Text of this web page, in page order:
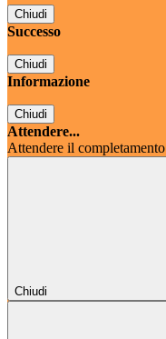
Chiudi
Successo
Chiudi
Informazione
Chiudi
Attendere...
Attendere il
Chiudi